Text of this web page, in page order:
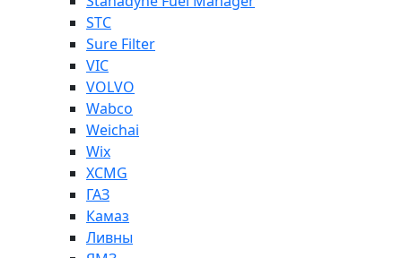
STC
Sure Filter
VIC
VOLVO
Wabco
Weichai
Wix
XCMG
ГАЗ
Камаз
Ливны